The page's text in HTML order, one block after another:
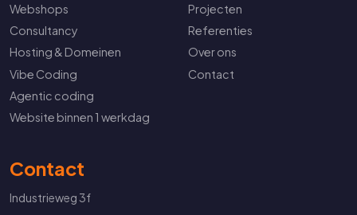
Webshops
Consultancy
Hosting & Domeinen
Vibe Coding
Agentic coding
Website binnen 1 werkdag
Projecten
Referenties
Over ons
Contact
Contact
Industrieweg 3f